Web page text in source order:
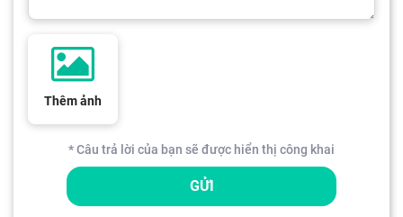
Thêm ảnh
* Câu trả lời của bạn sẽ được hiển thị công khai
GỬI